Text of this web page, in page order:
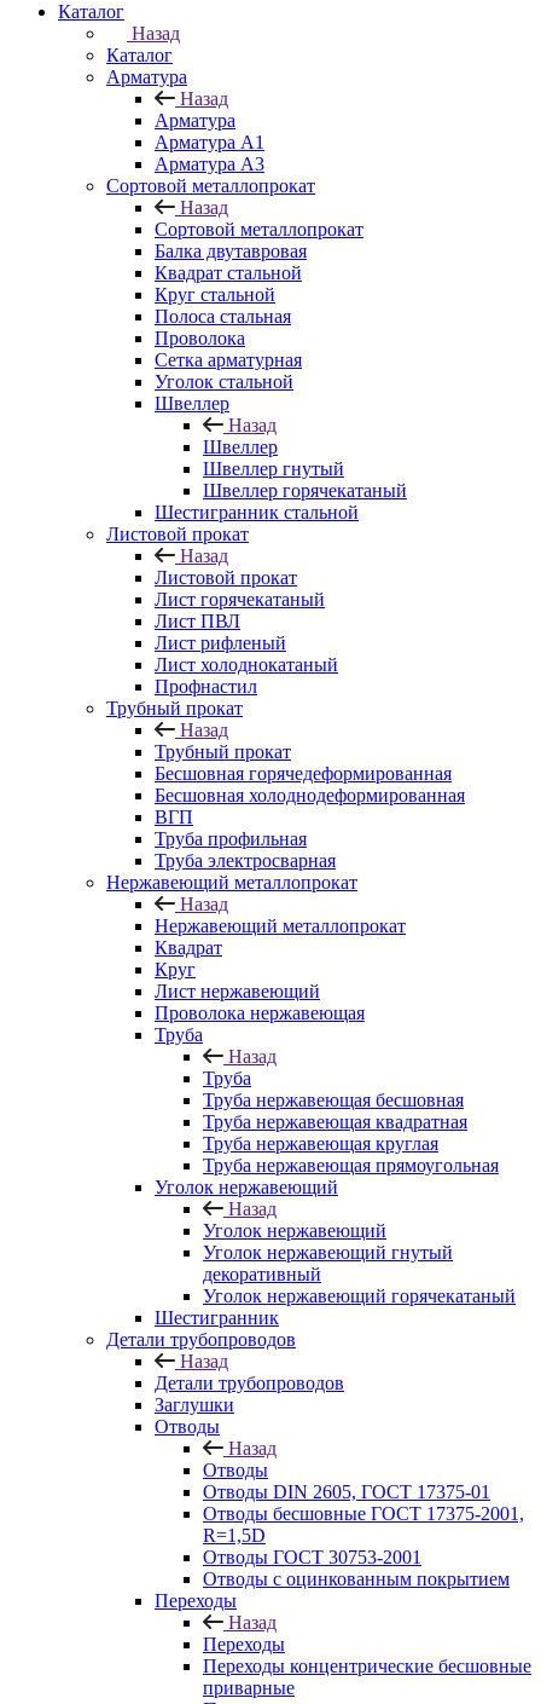
Каталог
Назад
Каталог
Арматура
Назад
Арматура
Арматура A1
Арматура А3
Сортовой металлопрокат
Назад
Сортовой металлопрокат
Балка двутавровая
Квадрат стальной
Круг стальной
Полоса стальная
Проволока
Сетка арматурная
Уголок стальной
Швеллер
Назад
Швеллер
Швеллер гнутый
Швеллер горячекатаный
Шестигранник стальной
Листовой прокат
Назад
Листовой прокат
Лист горячекатаный
Лист ПВЛ
Лист рифленый
Лист холоднокатаный
Профнастил
Трубный прокат
Назад
Трубный прокат
Бесшовная горячедеформированная
Бесшовная холоднодеформированная
ВГП
Труба профильная
Труба электросварная
Нержавеющий металлопрокат
Назад
Нержавеющий металлопрокат
Квадрат
Круг
Лист нержавеющий
Проволока нержавеющая
Труба
Назад
Труба
Труба нержавеющая бесшовная
Труба нержавеющая квадратная
Труба нержавеющая круглая
Труба нержавеющая прямоугольная
Уголок нержавеющий
Назад
Уголок нержавеющий
Уголок нержавеющий гнутый
декоративный
Уголок нержавеющий горячекатаный
Шестигранник
Детали трубопроводов
Назад
Детали трубопроводов
Заглушки
Отводы
Назад
Отводы
Отводы DIN 2605, ГОСТ 17375-01
Отводы бесшовные ГОСТ 17375-2001,
R=1,5D
Отводы ГОСТ 30753-2001
Отводы с оцинкованным покрытием
Переходы
Назад
Переходы
Переходы концентрические бесшовные
приварные